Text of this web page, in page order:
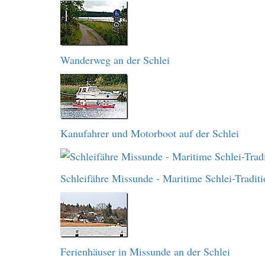
Wanderweg an der Schlei
Kanufahrer und Motorboot auf der Schlei
Schleifähre Missunde - Maritime Schlei-
Ferienhäuser in Missunde an der Schlei